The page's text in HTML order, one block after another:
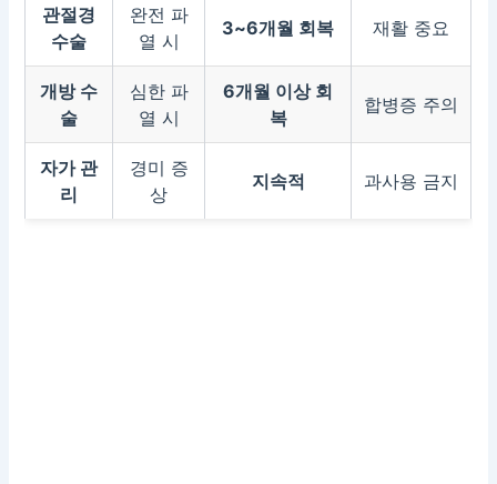
관절경
수술
완전 파
열 시
3~6개월 회복 재활 중요
개방 수
술
심한 파
열 시
6개월 이상 회
복
합병증 주의
자가 관
리
경미 증
상
지속적 과사용 금지